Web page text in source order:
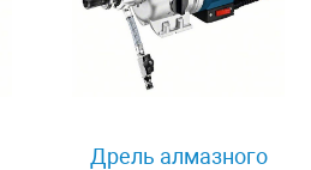
Дрель алмазного